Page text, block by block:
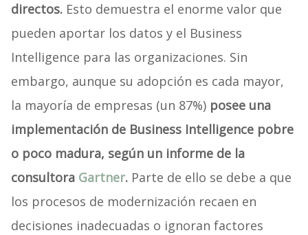
directos.Esto demuestra el enorme valor que
pueden aportar los datos y el Business
Intelligence para las organizaciones. Sin
embargo, aunque su adopción es cada mayor,
la mayoría de empresas (un 87%) posee una
implementación de Business Intelligence pobre
o poco madura, según un informe de la
consultora Gartner.Parte de ello se debe a que
los procesos de modernización recaen en
decisiones inadecuadas o ignoran factores